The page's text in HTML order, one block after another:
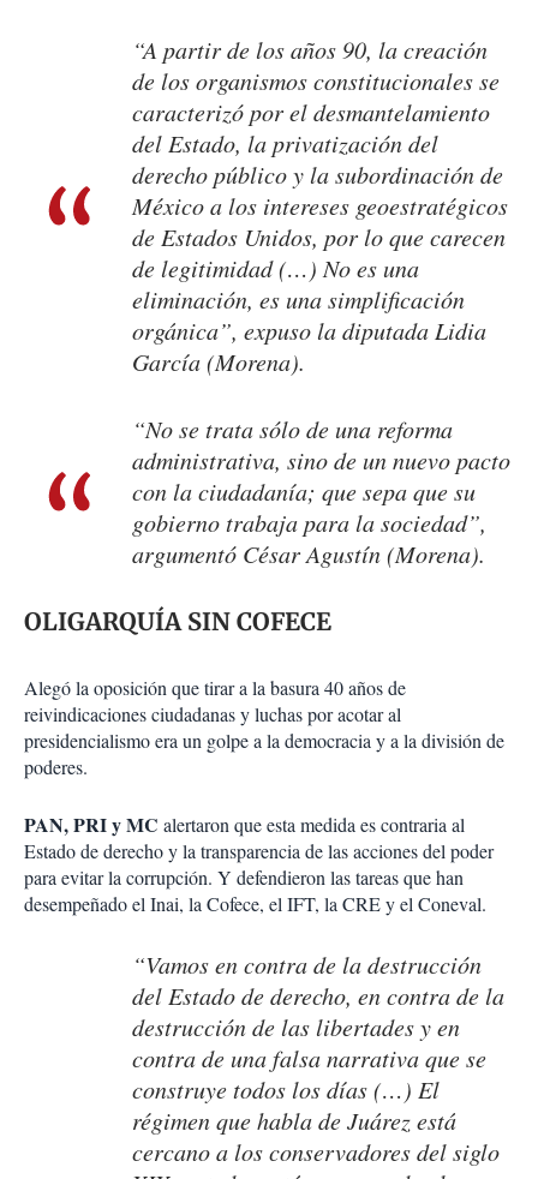
“A partir de los años 90, la creación
de los organismos constitucionales se
caracterizó por el desmantelamiento
del Estado, la privatización del
derecho público y la subordinación de
México a los intereses geoestratégicos
de Estados Unidos, por lo que carecen
de legitimidad (…) No es una
eliminación, es una simplificación
orgánica”, expuso la diputada Lidia
García (Morena).
“No se trata sólo de una reforma
administrativa, sino de un nuevo pacto
con la ciudadanía; que sepa que su
gobierno trabaja para la sociedad”,
argumentó César Agustín (Morena).
OLIGARQUÍA SIN COFECE
Alegó la oposición que tirar a la basura 40 años de
reivindicaciones ciudadanas y luchas por acotar al
presidencialismo era un golpe a la democracia y a la división de
poderes.
PAN, PRI y MC alertaron que esta medida es contraria al
Estado de derecho y la transparencia de las acciones del poder
para evitar la corrupción. Y defendieron las tareas que han
desempeñado el Inai, la Cofece, el IFT, la CRE y el Coneval.
“Vamos en contra de la destrucción
del Estado de derecho, en contra de la
destrucción de las libertades y en
contra de una falsa narrativa que se
construye todos los días (…) El
régimen que habla de Juárez está
cercano a los conservadores del siglo